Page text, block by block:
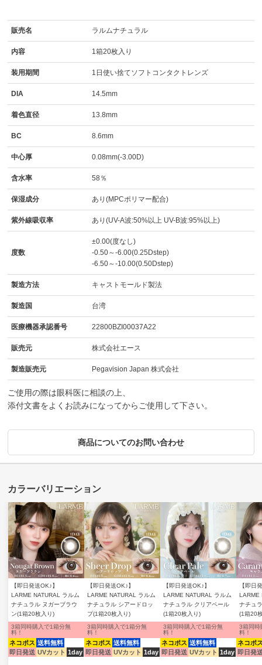
販売名 ラルムナチュラル
内容 1箱20枚入り
装用期間 1日使い捨てソフトコンタクトレンズ
DIA 14.5mm
着色直径 13.8mm
BC 8.6mm
中心厚 0.08mm(-3.00D)
含水率 58％
保湿成分 あり(MPCポリマー配合)
紫外線吸収率 あり(UV-A波:50%以上 UV-B波:95%以上)
度数
±0.00(度なし)
-0.50～-6.00(0.25Dstep)
-6.50～-10.00(0.50Dstep)
製造方法 キャストモールド製法
製造国 台湾
医療機器承認番号 22800BZI00037A22
販売元 株式会社エース
製造販売元 Pegavision Japan 株式会社
ご使用の際は眼科医に相談の上、
添付文書をよくお読みになってからご使用して下さい。
商品についてのお問い合わせ
【即日発送OK♪】
LARME NATURAL ラルム
ナチュラル ヌガーブラウ
ン(1箱20枚入り)
ネコポス 送料無料
即日発送 UVカット 1day
3箱同時購入で1箱分無
料！
【即日発送OK♪】
LARME NATURAL ラルム
ナチュラル シアードロッ
プ(1箱20枚入り)
ネコポス 送料無料
即日発送 UVカット 1day
3箱同時購入で1箱分無
料！
【即日発送OK♪】
LARME NATURAL ラルム
ナチュラル クリアペール
(1箱20枚入り)
ネコポス 送料無料
即日発送 UVカット 1day
3箱同時購入で1箱分無
料！
【即日
LARME
ナチュ
(1箱20
ネコポ
即日発
3箱同時
料！